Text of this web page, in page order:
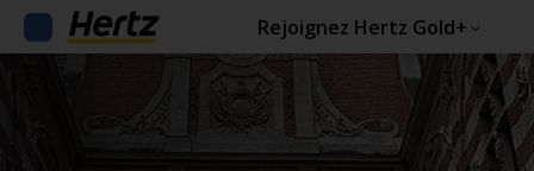
Rejoignez Hertz Gold+